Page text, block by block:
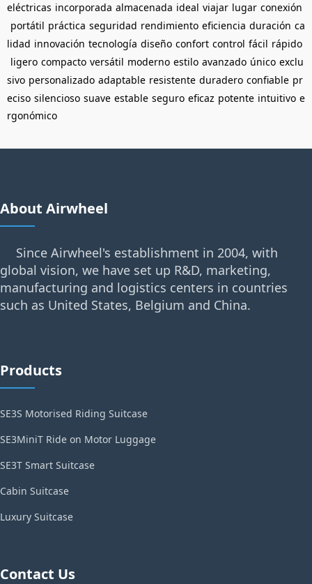
eléctricas incorporada almacenada ideal viajar lugar conexión
portátil práctica seguridad rendimiento eficiencia duración ca
lidad innovación tecnología diseño confort control fácil rápido
ligero compacto versátil moderno estilo avanzado único exclu
sivo personalizado adaptable resistente duradero confiable pr
eciso silencioso suave estable seguro eficaz potente intuitivo e
rgonómico
About Airwheel
Since Airwheel's establishment in 2004, with
global vision, we have set up R&D, marketing,
manufacturing and logistics centers in countries
such as United States, Belgium and China.
Products
SE3S Motorised Riding Suitcase
SE3MiniT Ride on Motor Luggage
SE3T Smart Suitcase
Cabin Suitcase
Luxury Suitcase
Contact Us